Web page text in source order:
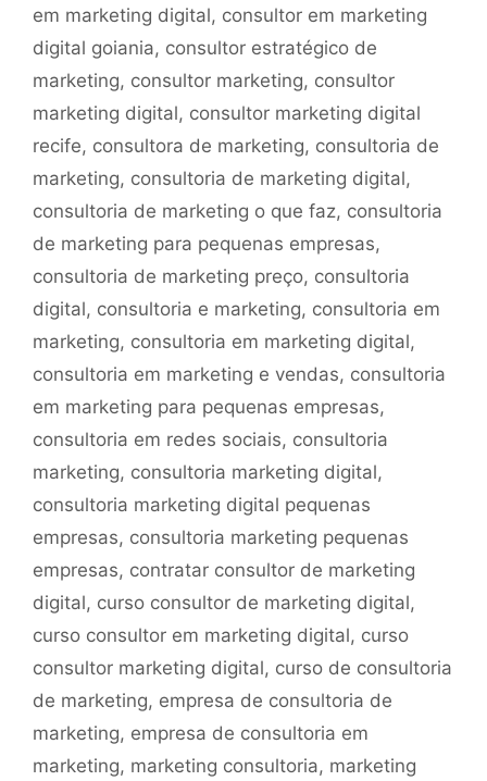
em marketing digital, consultor em marketing
digital goiania, consultor estratégico de
marketing, consultor marketing, consultor
marketing digital, consultor marketing digital
recife, consultora de marketing, consultoria de
marketing, consultoria de marketing digital,
consultoria de marketing o que faz, consultoria
de marketing para pequenas empresas,
consultoria de marketing preço, consultoria
digital, consultoria e marketing, consultoria em
marketing, consultoria em marketing digital,
consultoria em marketing e vendas, consultoria
em marketing para pequenas empresas,
consultoria em redes sociais, consultoria
marketing, consultoria marketing digital,
consultoria marketing digital pequenas
empresas, consultoria marketing pequenas
empresas, contratar consultor de marketing
digital, curso consultor de marketing digital,
curso consultor em marketing digital, curso
consultor marketing digital, curso de consultoria
de marketing, empresa de consultoria de
marketing, empresa de consultoria em
marketing, marketing consultoria, marketing